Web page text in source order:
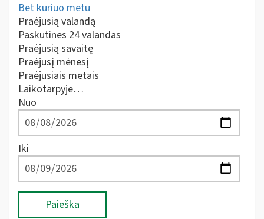
Bet kuriuo metu
Praėjusią valandą
Paskutines 24 valandas
Praėjusią savaitę
Praėjusį mėnesį
Praėjusiais metais
Laikotarpyje…
Nuo
Iki
Paieška